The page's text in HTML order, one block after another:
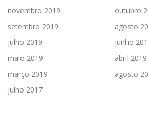
novembro 2019
outubro
setembro 2019
agosto
julho 2019
junho
maio 2019
abril 2019
março 2019
agosto
julho 2017